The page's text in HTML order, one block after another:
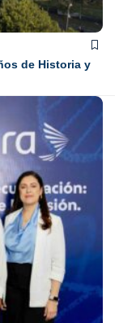
de Historia y